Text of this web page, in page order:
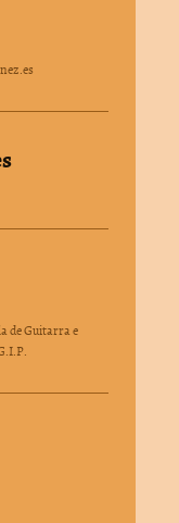
de Guitarra e